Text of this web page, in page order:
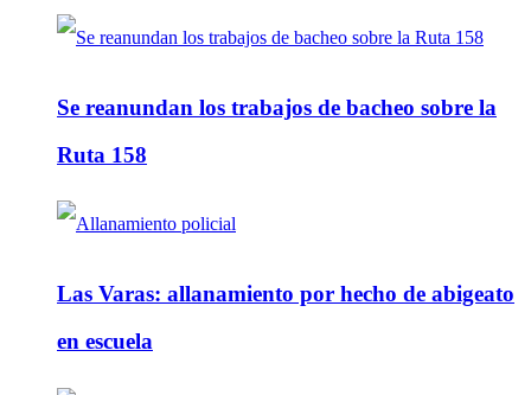
Se reanundan los trabajos de bacheo sobre la
Ruta 158
Las Varas: allanamiento por hecho de abigeato
en escuela